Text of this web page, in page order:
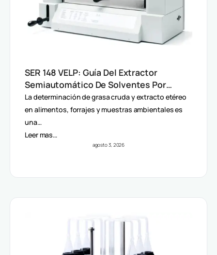
SER 148 VELP: Guía Del Extractor
Semiautomático De Solventes Por
Método Randall
La determinación de grasa cruda y extracto etéreo
en alimentos, forrajes y muestras ambientales es
una…
Leer mas…
agosto 3, 2026